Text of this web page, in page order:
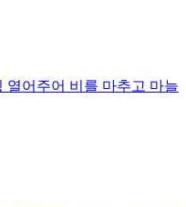
열어주어 비를 마추고 마늘